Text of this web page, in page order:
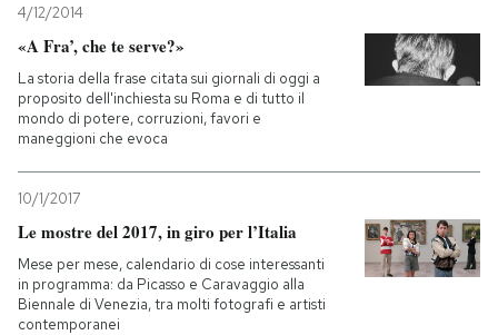
4/12/2014
«A Fra’, che te serve?»
La storia della frase citata sui giornali di oggi a
proposito dell'inchiesta su Roma e di tutto il
mondo di potere, corruzioni, favori e
maneggioni che evoca
10/1/2017
Le mostre del 2017, in giro per l’Italia
Mese per mese, calendario di cose interessanti
in programma: da Picasso e Caravaggio alla
Biennale di Venezia, tra molti fotografi e artisti
contemporanei